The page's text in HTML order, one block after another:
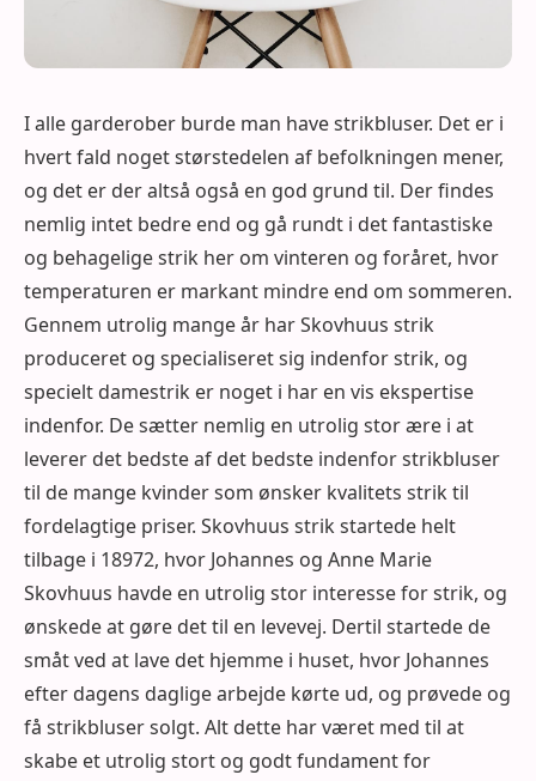
I alle garderober burde man have strikbluser. Det er i
hvert fald noget størstedelen af befolkningen mener,
og det er der altså også en god grund til. Der findes
nemlig intet bedre end og gå rundt i det fantastiske
og behagelige strik her om vinteren og foråret, hvor
temperaturen er markant mindre end om sommeren.
Gennem utrolig mange år har Skovhuus strik
produceret og specialiseret sig indenfor strik, og
specielt damestrik er noget i har en vis ekspertise
indenfor. De sætter nemlig en utrolig stor ære i at
leverer det bedste af det bedste indenfor strikbluser
til de mange kvinder som ønsker kvalitets strik til
fordelagtige priser. Skovhuus strik startede helt
tilbage i 18972, hvor Johannes og Anne Marie
Skovhuus havde en utrolig stor interesse for strik, og
ønskede at gøre det til en levevej. Dertil startede de
småt ved at lave det hjemme i huset, hvor Johannes
efter dagens daglige arbejde kørte ud, og prøvede og
få strikbluser solgt. Alt dette har været med til at
skabe et utrolig stort og godt fundament for